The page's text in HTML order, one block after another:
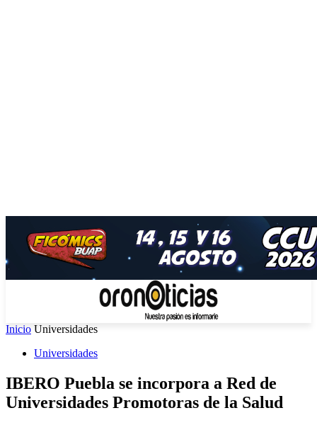
Inicio Universidades
Universidades
IBERO Puebla se incorpora a Red de
Universidades Promotoras de la Salud